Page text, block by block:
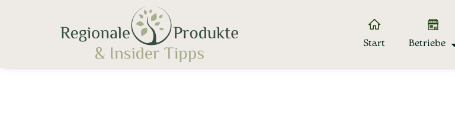
Start Betriebe